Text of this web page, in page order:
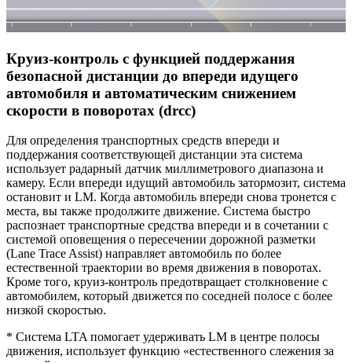
Круиз-контроль с функцией поддержания
безопасной дистанции до впереди идущего
автомобиля и автоматическим снижением
скорости в поворотах (drcc)
Для определения транспортных средств впереди и
поддержания соответствующей дистанции эта система
использует радарный датчик миллиметрового диапазона и
камеру. Если впереди идущий автомобиль затормозит, система
остановит и LM. Когда автомобиль впереди снова тронется с
места, вы также продолжите движение. Система быстро
распознает транспортные средства впереди и в сочетании с
системой оповещения о пересечении дорожной разметки
(Lane Trace Assist) направляет автомобиль по более
естественной траектории во время движения в поворотах.
Кроме того, круиз-контроль предотвращает столкновение с
автомобилем, который движется по соседней полосе с более
низкой скоростью.
* Система LTA помогает удерживать LM в центре полосы
движения, использует функцию «естественного слежения за